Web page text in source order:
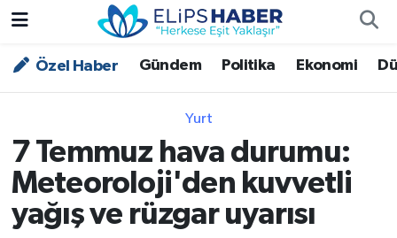
Özel Haber Gündem Politika Ekonomi
Yurt
7 Temmuz hava durumu:
Meteoroloji'den kuvvetli
yağış ve rüzgar uyarısı
Özel Haber
Asayiş
Bilim - Teknoloji
Nöbetçi Eczaneler
Trafik Durumu
Süper Lig Puan Durumu ve Fikstür